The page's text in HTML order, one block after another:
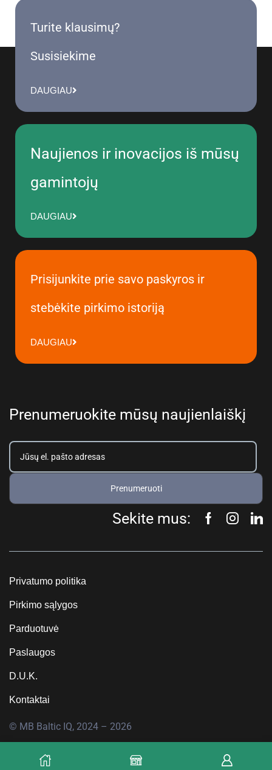
Turite klausimų?
Susisiekime
DAUGIAU
Naujienos ir inovacijos iš mūsų
gamintojų
DAUGIAU
Prisijunkite prie savo paskyros ir
stebėkite pirkimo istoriją
DAUGIAU
Prenumeruokite mūsų naujienlaiškį
Prenumeruoti
Sekite mus:
Privatumo politika
Pirkimo sąlygos
Parduotuvė
Paslaugos
D.U.K.
Kontaktai
© MB Baltic IQ, 2024 – 2026